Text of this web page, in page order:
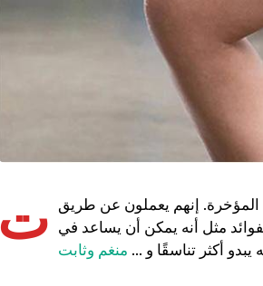
ت
المؤخرة. إنهم يعملون عن طريق
مثل أنه يمكن أن يساعد في
أكثر تناسقًا و ... منغم وثابت